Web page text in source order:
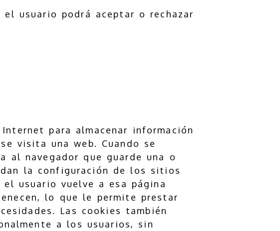
usuario podrá aceptar o rechazar
para almacenar información
visita una web. Cuando se
al navegador que guarde una o
la configuración de los sitios
usuario vuelve a esa página
lo que le permite prestar
Las cookies también
a los usuarios, sin